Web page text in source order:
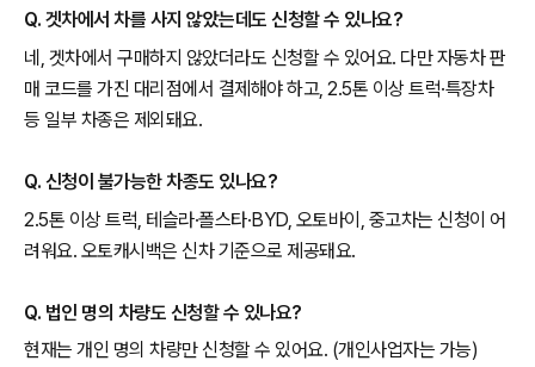
Q. 겟차에서 차를 사지 않았는데도 신청할 수 있나요?
네, 겟차에서 구매하지 않았더라도 신청할 수 있어요. 다만 자동차 판
매 코드를 가진 대리점에서 결제해야 하고, 2.5톤 이상 트럭·특장차
등 일부 차종은 제외돼요.
Q. 신청이 불가능한 차종도 있나요?
2.5톤 이상 트럭, 테슬라·폴스타·BYD, 오토바이, 중고차는 신청이 어
려워요. 오토캐시백은 신차 기준으로 제공돼요.
Q. 법인 명의 차량도 신청할 수 있나요?
현재는 개인 명의 차량만 신청할 수 있어요. (개인사업자는 가능)